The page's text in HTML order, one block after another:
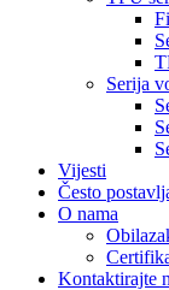
Serija
Vijesti
Često
O nama
Kontaktirajte